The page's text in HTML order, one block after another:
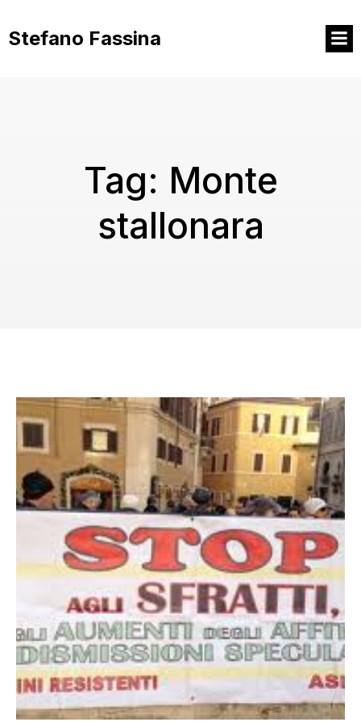
contenuto
Stefano Fassina
Tag: Monte
stallonara